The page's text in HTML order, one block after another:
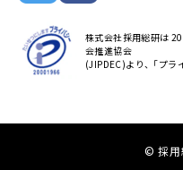
株式会社採用総研は
会推進協会
(JIPDEC)より、｢プラ
© 採用